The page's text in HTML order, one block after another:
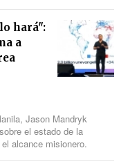
hará":
a
Jason Mandryk
el estado de la
alcance misionero.